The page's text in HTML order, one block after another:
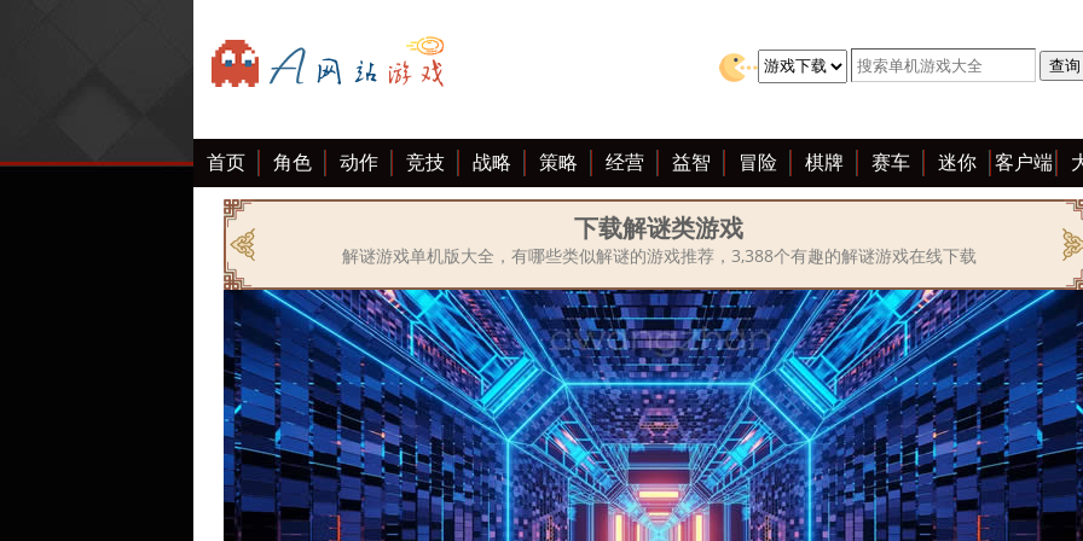
首页 角色 动作 竞技 战略 策略 经营 益智 冒险 棋牌 赛车 迷你 客户端
下载解谜类游戏
解谜游戏单机版大全，有哪些类似解谜的游戏推荐，3,388个有趣的解谜游戏在线下载